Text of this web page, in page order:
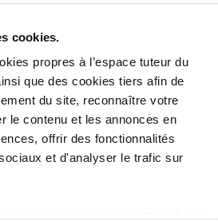
cookies.
propres à l’espace tuteur du
que des cookies tiers afin de
du site, reconnaître votre
le contenu et les annonces en
offrir des fonctionnalités
et d'analyser le trafic sur
du matériau.
a fabriqué la pièce de travail
les règles de sécurité en